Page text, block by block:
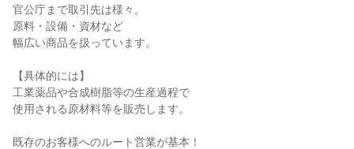
官公庁まで取引先は様々。
原料・設備・資材など
幅広い商品を扱っています。
【具体的には】
工業薬品や合成樹脂等の生産過程で
使用される原材料等を販売します。
既存のお客様へのルート営業が基本！